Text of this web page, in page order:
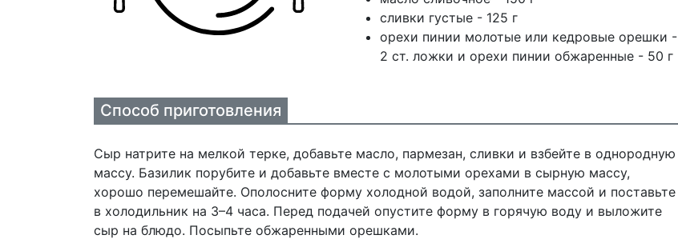
сливки густые - 125 г
орехи пинии молотые или кедровые орешки -
2 ст. ложки и орехи пинии обжаренные - 50 г
Способ приготовления
Сыр натрите на мелкой терке, добавьте масло, пармезан, сливки и взбейте в однородную
массу. Базилик порубите и добавьте вместе с молотыми орехами в сырную массу,
хорошо перемешайте. Ополосните форму холодной водой, заполните массой и поставьте
в холодильник на 3–4 часа. Перед подачей опустите форму в горячую воду и выложите
сыр на блюдо. Посыпьте обжаренными орешками.